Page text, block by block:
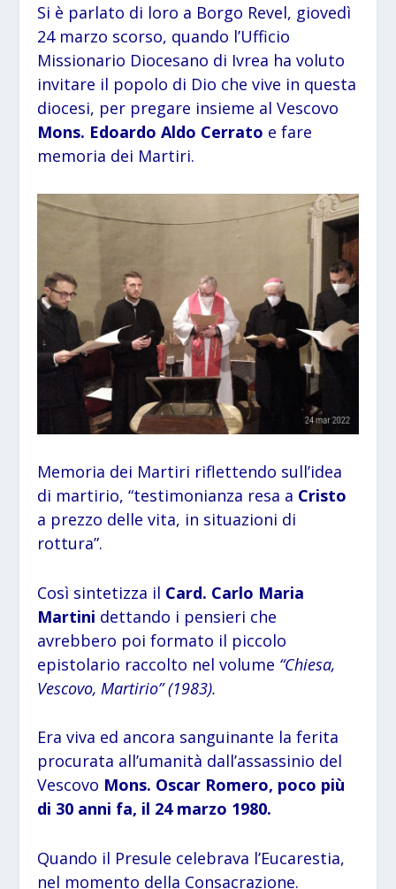
Si è parlato di loro a Borgo Revel, giovedì
24 marzo scorso, quando l’Ufficio
Missionario Diocesano di Ivrea ha voluto
invitare il popolo di Dio che vive in questa
diocesi, per pregare insieme al Vescovo
Mons. Edoardo Aldo Cerrato e fare
memoria dei Martiri.
Memoria dei Martiri riflettendo sull’idea
di martirio, “testimonianza resa a Cristo
a prezzo delle vita, in situazioni di
rottura”.
Così sintetizza il Card. Carlo Maria
Martini dettando i pensieri che
avrebbero poi formato il piccolo
epistolario raccolto nel volume “Chiesa,
Vescovo, Martirio” (1983).
Era viva ed ancora sanguinante la ferita
procurata all’umanità dall’assassinio del
Vescovo Mons. Oscar Romero, poco più
di 30 anni fa, il 24 marzo 1980.
Quando il Presule celebrava l’Eucarestia,
nel momento della Consacrazione.